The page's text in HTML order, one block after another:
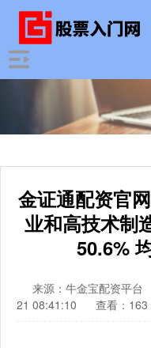
金证通配资官
业和高技术制
50.6%
来源：牛金宝配资平台
21 08:41:10
查看：163